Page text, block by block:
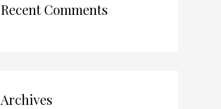
Recent Comments
Archives